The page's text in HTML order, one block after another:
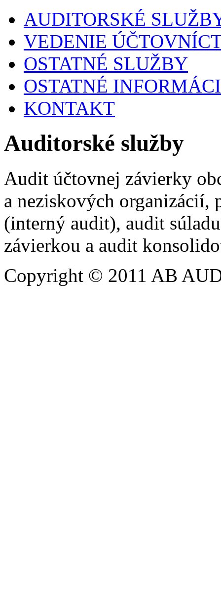
AUDITORSKÉ
VEDENIE
OSTATNÉ SLUŽBY
OSTATNÉ
KONTAKT
Auditorské služby
Audit účtovnej závierky
a neziskových organizácií,
(interný audit), audit
závierkou a audit
Copyright © 2011 AB